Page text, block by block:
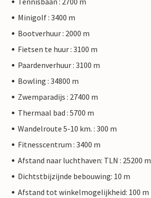
Minigolf : 3400 m
Bootverhuur : 2000 m
Fietsen te huur : 3100 m
Paardenverhuur : 3100 m
Bowling : 34800 m
Zwemparadijs : 27400 m
Thermaal bad : 5700 m
Wandelroute 5-10 km. : 300 m
Fitnesscentrum : 3400 m
Afstand naar luchthaven: TLN : 25200 m
Dichtstbijzijnde bebouwing: 10 m
Afstand tot winkelmogelijkheid: 100 m